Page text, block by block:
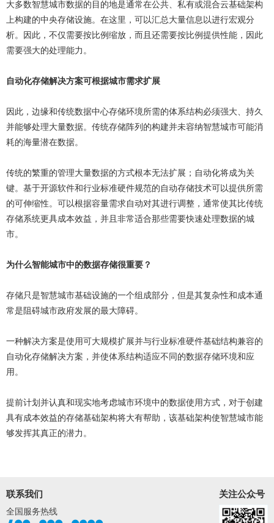
大多数智慧城市数据的目的地是通常在公共、私有或混合云基础架构
上构建的中央存储设施。在这里，可以汇总大量信息以进行宏观分
析。因此，不仅需要按比例缩放，而且还需要按比例提供性能，因此
需要强大的处理能力。
自动化存储解决方案可根据城市需求扩展
因此，边缘和传统数据中心存储环境所需的体系结构必须强大、持久
并能够处理大量数据。传统存储阵列的构建并未容纳智慧城市可能消
耗的海量潜在数据。
传统的繁重的管理大量数据的方式根本无法扩展；自动化将成为关
键。基于开源软件和行业标准硬件规范的自动存储技术可以提供所需
的可伸缩性。可以根据容量需求自动对其进行调整，通常使其比传统
存储系统更具成本效益，并且非常适合那些需要快速处理数据的城
市。
为什么智能城市中的数据存储很重要？
存储只是智慧城市基础设施的一个组成部分，但是其复杂性和成本通
常是阻碍城市政府发展的最大障碍。
一种解决方案是使用可大规模扩展并与行业标准硬件基础结构兼容的
自动化存储解决方案，并使体系结构适应不同的数据存储环境和应
用。
提前计划并认真和现实地考虑城市环境中的数据使用方式，对于创建
具有成本效益的存储基础架构将大有帮助，该基础架构使智慧城市能
够发挥其真正的潜力。
联系我们
全国服务热线
关注公众号